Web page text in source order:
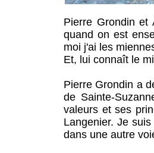
Pierre Grondin et
quand on est
moi j'ai les
Et, lui connaît le
Pierre Grondin a
de Sainte-
valeurs et ses
Langenier. Je
dans une autre